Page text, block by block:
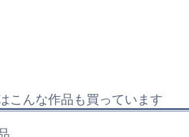
こんな作品も買っています